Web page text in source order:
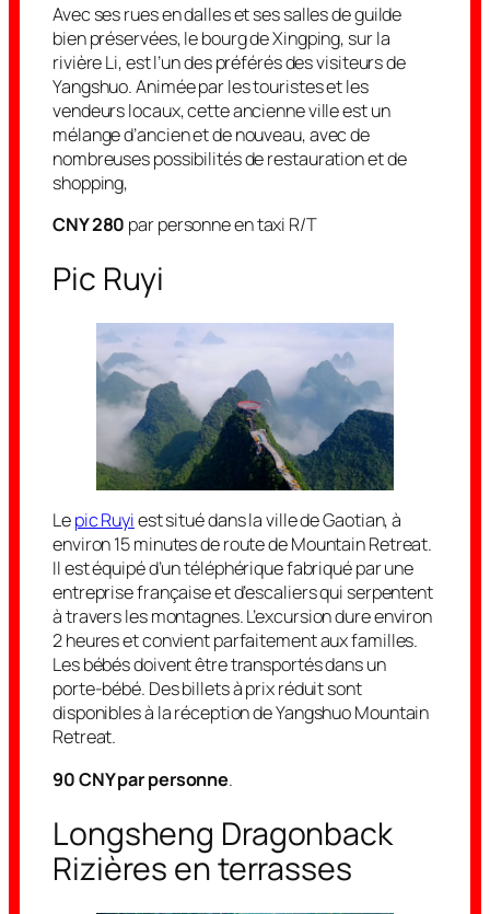
Avec ses rues en dalles et ses salles de guilde
bien préservées, le bourg de Xingping, sur la
rivière Li, est l’un des préférés des visiteurs de
Yangshuo. Animée par les touristes et les
vendeurs locaux, cette ancienne ville est un
mélange d’ancien et de nouveau, avec de
nombreuses possibilités de restauration et de
shopping,
CNY 280 par personne en taxi R/T
Pic Ruyi
Lepic Ruyiest situé dans la ville de Gaotian, à
environ 15 minutes de route de Mountain Retreat.
Il est équipé d’un téléphérique fabriqué par une
entreprise française et d’escaliers qui serpentent
à travers les montagnes. L’excursion dure environ
2 heures et convient parfaitement aux familles.
Les bébés doivent être transportés dans un
porte-bébé. Des billets à prix réduit sont
disponibles à la réception de Yangshuo Mountain
Retreat.
90 CNY par personne.
Longsheng Dragonback
Rizières en terrasses